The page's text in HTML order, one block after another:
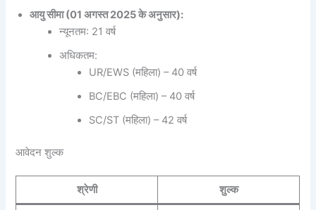
आयु सीमा (01 अगस्त 2025 के अनुसार):
न्यूनतम: 21 वर्ष
अधिकतम:
UR/EWS (महिला) – 40 वर्ष
BC/EBC (महिला) – 40 वर्ष
SC/ST (महिला) – 42 वर्ष
आवेदन शुल्क
श्रेणी शुल्क